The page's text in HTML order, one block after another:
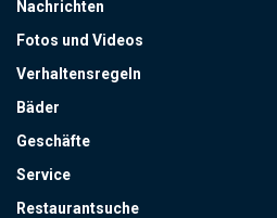
Nachrichten
Fotos und Videos
Verhaltensregeln
Bäder
Geschäfte
Service
Restaurantsuche